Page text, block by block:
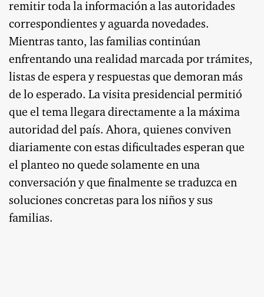
remitir toda la información a las autoridades
correspondientes y aguarda novedades.
Mientras tanto, las familias continúan
enfrentando una realidad marcada por trámites,
listas de espera y respuestas que demoran más
de lo esperado. La visita presidencial permitió
que el tema llegara directamente a la máxima
autoridad del país. Ahora, quienes conviven
diariamente con estas dificultades esperan que
el planteo no quede solamente en una
conversación y que finalmente se traduzca en
soluciones concretas para los niños y sus
familias.